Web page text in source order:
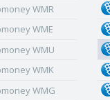
WMR
WME
WMU
WMK
WMG